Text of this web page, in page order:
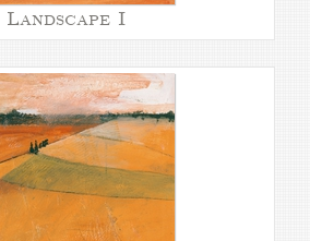
Landscape I